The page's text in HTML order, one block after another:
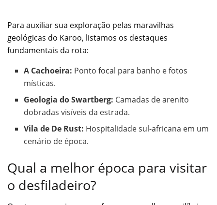
Para auxiliar sua exploração pelas maravilhas
geológicas do Karoo, listamos os destaques
fundamentais da rota:
A Cachoeira: Ponto focal para banho e fotos
místicas.
Geologia do Swartberg: Camadas de arenito
dobradas visíveis da estrada.
Vila de De Rust: Hospitalidade sul-africana em um
cenário de época.
Qual a melhor época para visitar
o desfiladeiro?